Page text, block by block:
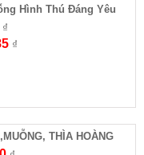
Hình Thú Đáng Yêu
₫
THÌA HOÀNG